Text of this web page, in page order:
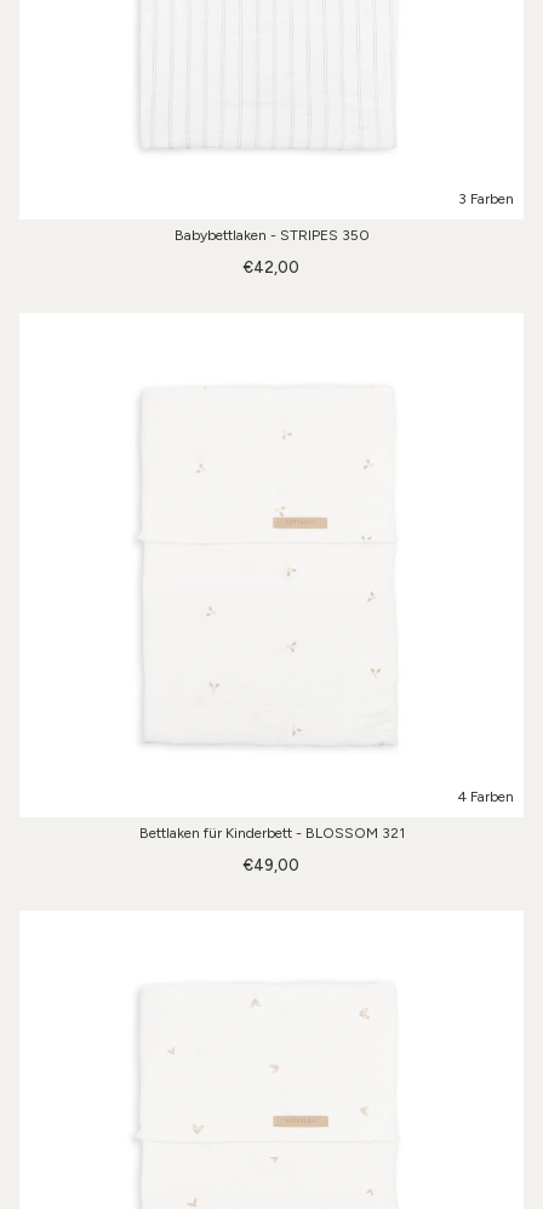
3 Farben
Babybettlaken - STRIPES 350
€42,00
4 Farben
Bettlaken für Kinderbett - BLOSSOM 321
€49,00